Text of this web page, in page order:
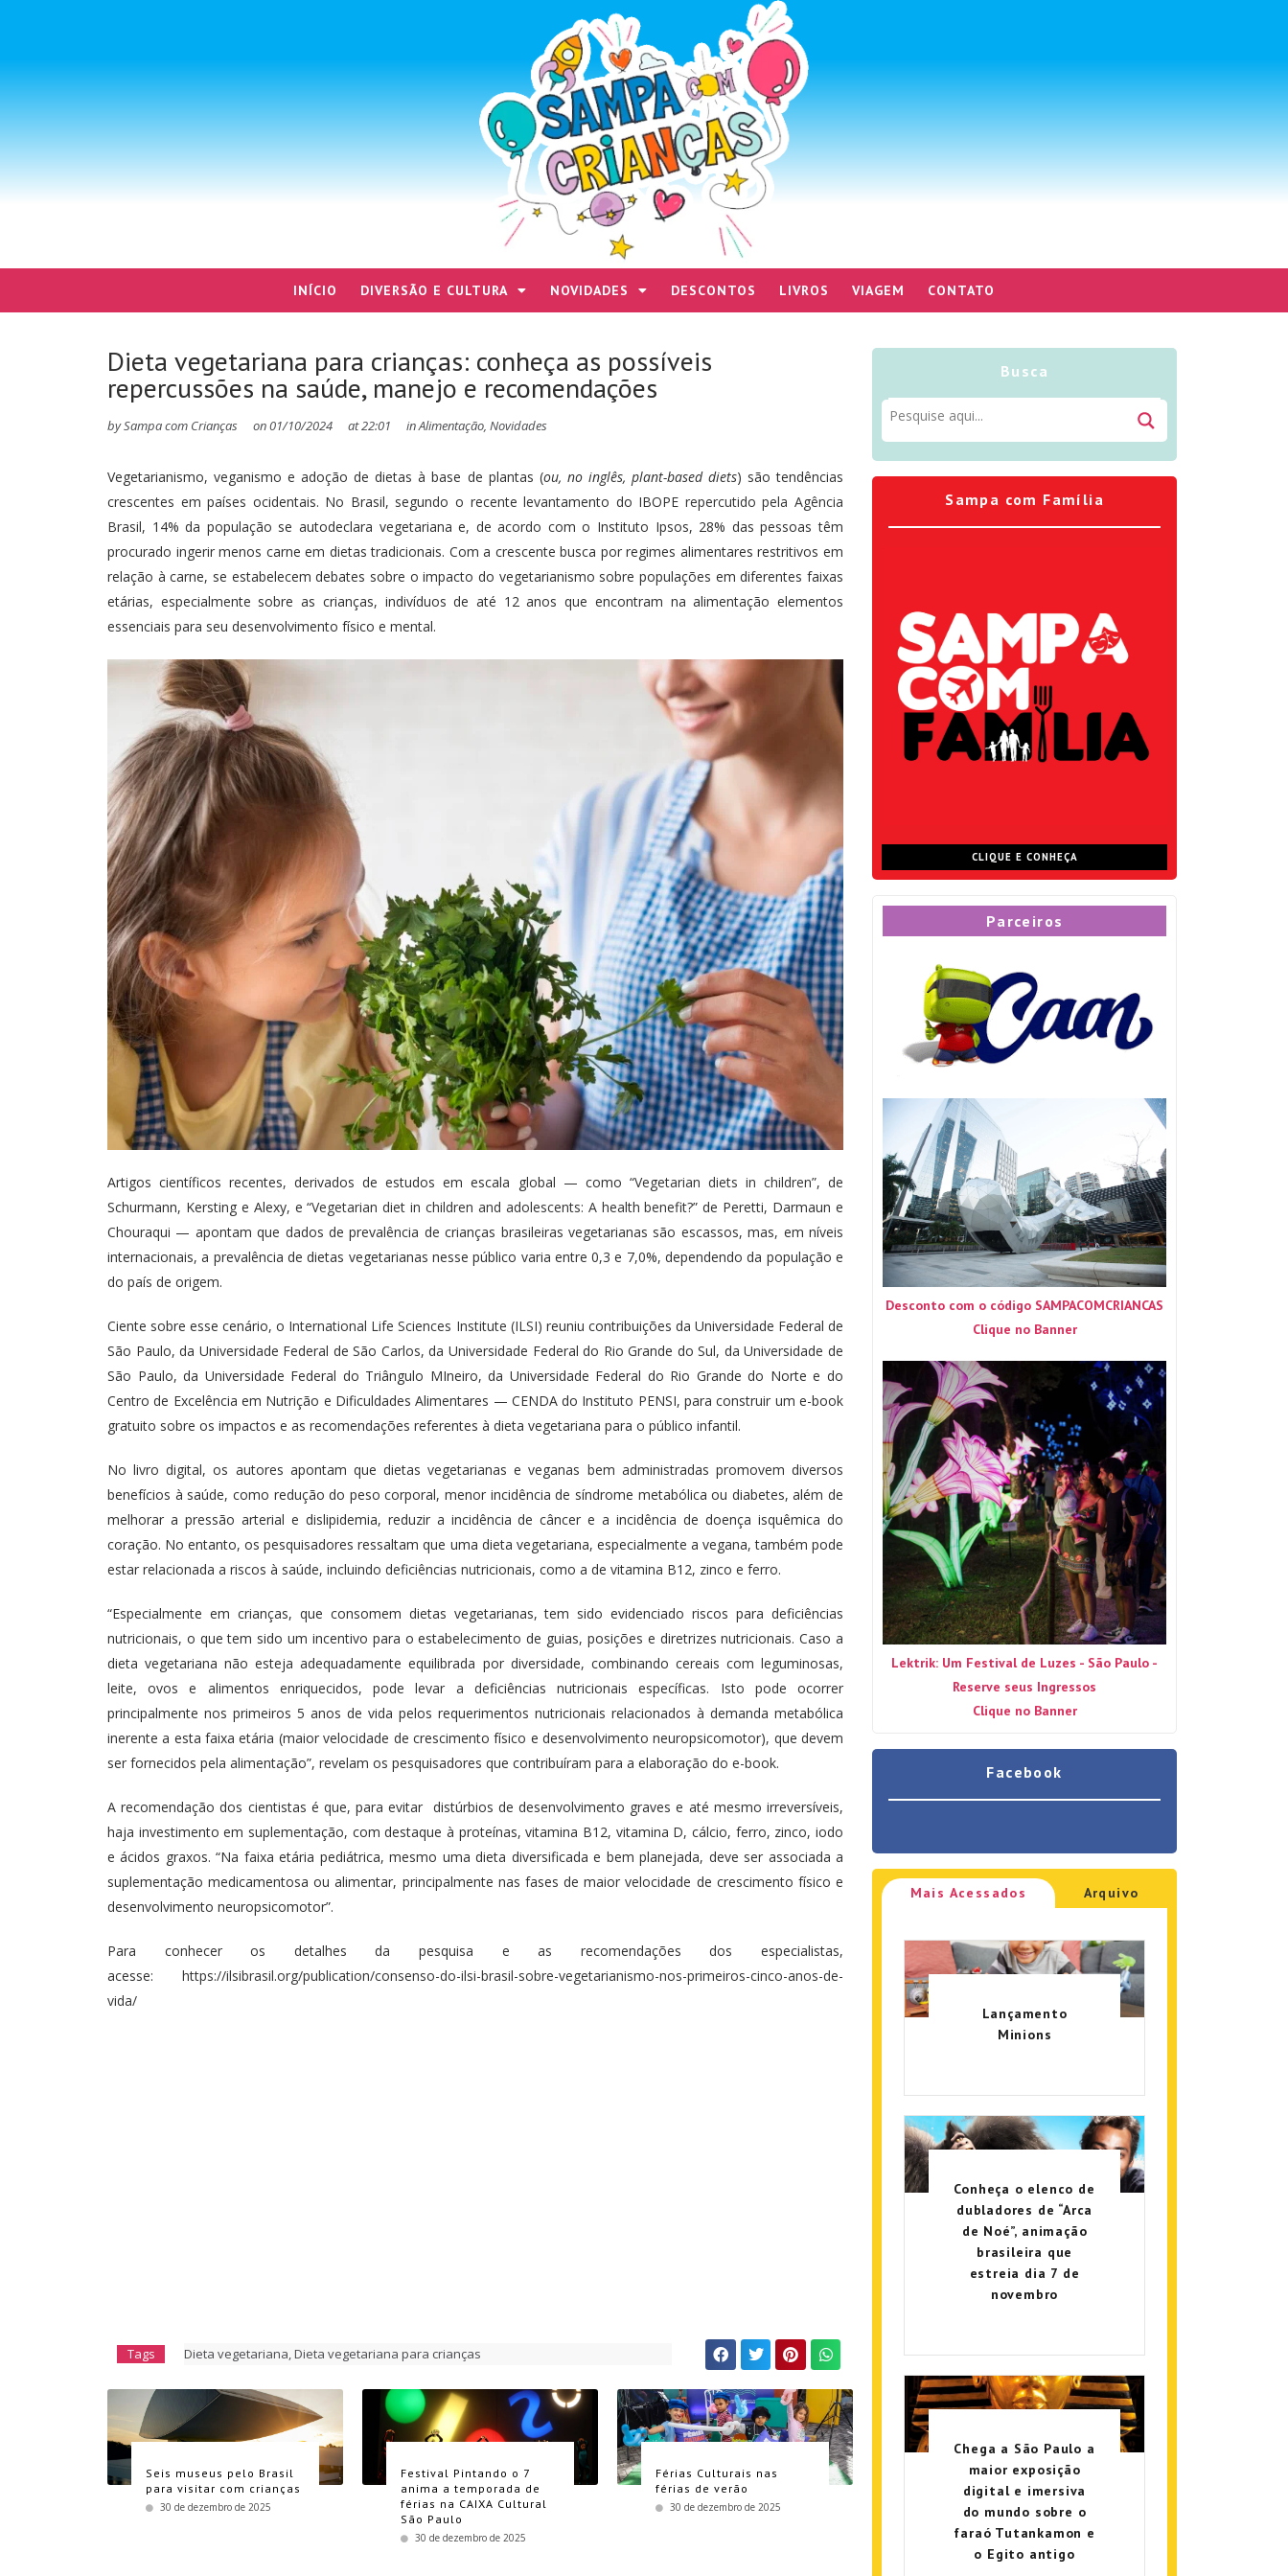
INÍCIO DIVERSÃO E CULTURA NOVIDADES DESCONTOS LIVROS VIAGEM CONTATO
Dieta vegetariana para crianças: conheça as possíveis
repercussões na saúde, manejo e recomendações
bySampa com Crianças on01/10/2024 at22:01 inAlimentação, Novidades
Vegetarianismo, veganismo e adoção de dietas à base de plantas (ou, no inglês, plant-based diets) são tendências
crescentes em países ocidentais. No Brasil, segundo o recente levantamento do IBOPE repercutido pela Agência
Brasil, 14% da população se autodeclara vegetariana e, de acordo com o Instituto Ipsos, 28% das pessoas têm
procurado ingerir menos carne em dietas tradicionais. Com a crescente busca por regimes alimentares restritivos em
relação à carne, se estabelecem debates sobre o impacto do vegetarianismo sobre populações em diferentes faixas
etárias, especialmente sobre as crianças, indivíduos de até 12 anos que encontram na alimentação elementos
essenciais para seu desenvolvimento físico e mental.
Artigos científicos recentes, derivados de estudos em escala global — como “Vegetarian diets in children”, de
Schurmann, Kersting e Alexy, e “Vegetarian diet in children and adolescents: A health benefit?” de Peretti, Darmaun e
Chouraqui — apontam que dados de prevalência de crianças brasileiras vegetarianas são escassos, mas, em níveis
internacionais, a prevalência de dietas vegetarianas nesse público varia entre 0,3 e 7,0%, dependendo da população e
do país de origem.
Ciente sobre esse cenário, o International Life Sciences Institute (ILSI) reuniu contribuições da Universidade Federal de
São Paulo, da Universidade Federal de São Carlos, da Universidade Federal do Rio Grande do Sul, da Universidade de
São Paulo, da Universidade Federal do Triângulo MIneiro, da Universidade Federal do Rio Grande do Norte e do
Centro de Excelência em Nutrição e Dificuldades Alimentares — CENDA do Instituto PENSI, para construir um e-book
gratuito sobre os impactos e as recomendações referentes à dieta vegetariana para o público infantil.
No livro digital, os autores apontam que dietas vegetarianas e veganas bem administradas promovem diversos
benefícios à saúde, como redução do peso corporal, menor incidência de síndrome metabólica ou diabetes, além de
melhorar a pressão arterial e dislipidemia, reduzir a incidência de câncer e a incidência de doença isquêmica do
coração. No entanto, os pesquisadores ressaltam que uma dieta vegetariana, especialmente a vegana, também pode
estar relacionada a riscos à saúde, incluindo deficiências nutricionais, como a de vitamina B12, zinco e ferro.
“Especialmente em crianças, que consomem dietas vegetarianas, tem sido evidenciado riscos para deficiências
nutricionais, o que tem sido um incentivo para o estabelecimento de guias, posições e diretrizes nutricionais. Caso a
dieta vegetariana não esteja adequadamente equilibrada por diversidade, combinando cereais com leguminosas,
leite, ovos e alimentos enriquecidos, pode levar a deficiências nutricionais específicas. Isto pode ocorrer
principalmente nos primeiros 5 anos de vida pelos requerimentos nutricionais relacionados à demanda metabólica
inerente a esta faixa etária (maior velocidade de crescimento físico e desenvolvimento neuropsicomotor), que devem
ser fornecidos pela alimentação”, revelam os pesquisadores que contribuíram para a elaboração do e-book.
A recomendação dos cientistas é que, para evitar distúrbios de desenvolvimento graves e até mesmo irreversíveis,
haja investimento em suplementação, com destaque à proteínas, vitamina B12, vitamina D, cálcio, ferro, zinco, iodo
e ácidos graxos. “Na faixa etária pediátrica, mesmo uma dieta diversificada e bem planejada, deve ser associada a
suplementação medicamentosa ou alimentar, principalmente nas fases de maior velocidade de crescimento físico e
desenvolvimento neuropsicomotor”.
Para conhecer os detalhes da pesquisa e as recomendações dos especialistas,
acesse: https://ilsibrasil.org/publication/consenso-do-ilsi-brasil-sobre-vegetarianismo-nos-primeiros-cinco-anos-de-
vida/
Tags Dieta vegetariana,Dieta vegetariana para crianças
Seis museus pelo Brasil
para visitar com crianças
30 de dezembro de 2025
Festival Pintando o 7
anima a temporada de
férias na CAIXA Cultural
São Paulo
30 de dezembro de 2025
Férias Culturais nas
férias de verão
30 de dezembro de 2025
Busca
Sampa com Família
CLIQUE E CONHEÇA
Parceiros
Desconto com o código SAMPACOMCRIANCAS
Clique no Banner
Lektrik: Um Festival de Luzes - São Paulo -
Reserve seus Ingressos
Clique no Banner
Facebook
Mais Acessados Arquivo
Lançamento
Minions
Conheça o elenco de
dubladores de “Arca
de Noé”, animação
brasileira que
estreia dia 7 de
novembro
Chega a São Paulo a
maior exposição
digital e imersiva
do mundo sobre o
faraó Tutankamon e
o Egito antigo